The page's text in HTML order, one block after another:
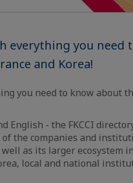
everything you need
and Korea!
you need to know about
English - the FKCCI
the companies and
as its larger ecosystem
local and national